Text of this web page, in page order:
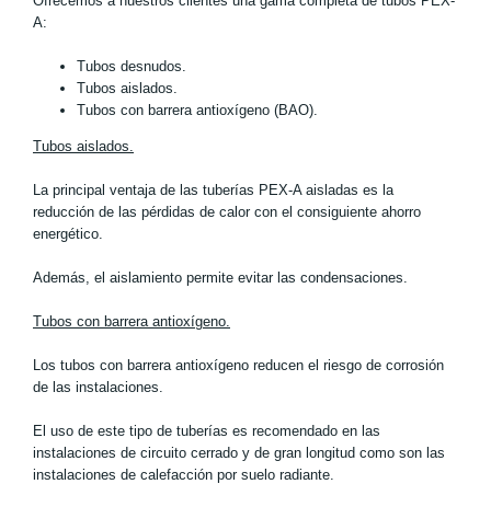
A:
Tubos desnudos.
Tubos aislados.
Tubos con barrera antioxígeno (BAO).
Tubos aislados.
La principal ventaja de las tuberías PEX-A aisladas es la
reducción de las pérdidas de calor con el consiguiente ahorro
energético.
Además, el aislamiento permite evitar las condensaciones.
Tubos con barrera antioxígeno.
Los tubos con barrera antioxígeno reducen el riesgo de corrosión
de las instalaciones.
El uso de este tipo de tuberías es recomendado en las
instalaciones de circuito cerrado y de gran longitud como son las
instalaciones de calefacción por suelo radiante.